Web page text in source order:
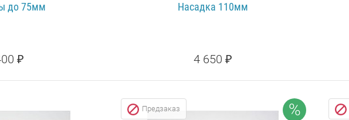
до 75мм
₽
Насадка 110мм
4 650 ₽
%
Предзаказ